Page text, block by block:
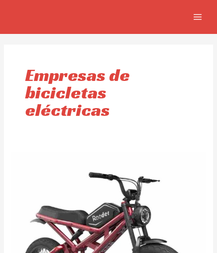
Empresas de
bicicletas
eléctricas